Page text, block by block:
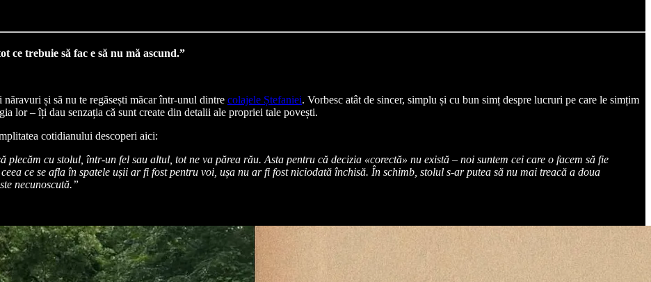
ce trebuie să fac e să nu mă ascund.”
și să nu te regăsești măcar într-unul dintre colajele Ștefaniei. Vorbesc atât de sincer, simplu și cu bun simț despre lucruri pe care le simțim
lor – îți dau senzația că sunt create din detalii ale propriei tale povești.
cotidianului descoperi aici:
plecăm cu stolul, într-un fel sau altul, tot ne va părea rău. Asta pentru că decizia «corectă» nu există – noi suntem cei care o facem să fie
ce se afla în spatele ușii ar fi fost pentru voi, ușa nu ar fi fost niciodată închisă. În schimb, stolul s-ar putea să nu mai treacă a doua
necunoscută.”